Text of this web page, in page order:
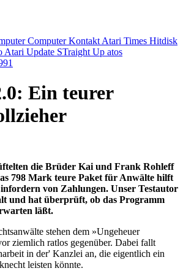
Computer Kontakt Atari Times Hitdisk
Atari Update STraight Up atos
Ein teurer
die Brüder Kai und Frank Rohleff
798 Mark teure Paket für Anwälte hilft
von Zahlungen. Unser Testautor
und hat überprüft, ob das Programm
läßt.
stehen dem »Ungeheuer
ziemlich ratlos gegenüber. Dabei fallt
in der' Kanzlei an, die eigentlich ein
leisten könnte.